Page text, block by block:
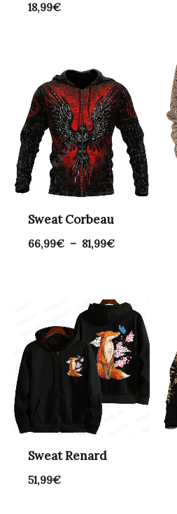
18,99€
Sweat Corbeau
66,99€ – 81,99€
de
prix :
66,99€
à
81,99€
Sweat Renard
51,99€